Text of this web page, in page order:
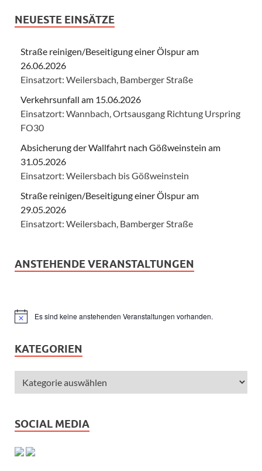
NEUESTE EINSÄTZE
Straße reinigen/Beseitigung einer Ölspur am
26.06.2026
Einsatzort: Weilersbach, Bamberger Straße
Verkehrsunfall am 15.06.2026
Einsatzort: Wannbach, Ortsausgang Richtung Urspring
FO30
Absicherung der Wallfahrt nach Gößweinstein am
31.05.2026
Einsatzort: Weilersbach bis Gößweinstein
Straße reinigen/Beseitigung einer Ölspur am
29.05.2026
Einsatzort: Weilersbach, Bamberger Straße
ANSTEHENDE VERANSTALTUNGEN
HinweisEs sind keine anstehenden Veranstaltungen vorhanden.
KATEGORIEN
SOCIAL MEDIA